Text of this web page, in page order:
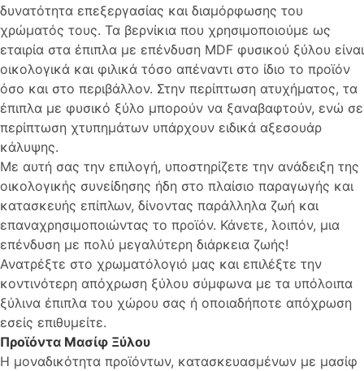
δυνατότητα επεξεργασίας και διαμόρφωσης του
χρώματός τους. Τα βερνίκια που χρησιμοποιούμε ως
εταιρία στα έπιπλα με επένδυση MDF φυσικού ξύλου είναι
οικολογικά και φιλικά τόσο απέναντι στο ίδιο το προϊόν
όσο και στο περιβάλλον. Στην περίπτωση ατυχήματος, τα
έπιπλα με φυσικό ξύλο μπορούν να ξαναβαφτούν, ενώ σε
περίπτωση χτυπημάτων υπάρχουν ειδικά αξεσουάρ
κάλυψης.
Με αυτή σας την επιλογή, υποστηρίζετε την ανάδειξη της
οικολογικής συνείδησης ήδη στο πλαίσιο παραγωγής και
κατασκευής επίπλων, δίνοντας παράλληλα ζωή και
επαναχρησιμοποιώντας το προϊόν. Κάνετε, λοιπόν, μια
επένδυση με πολύ μεγαλύτερη διάρκεια ζωής!
Ανατρέξτε στο χρωματόλογιό μας και επιλέξτε την
κοντινότερη απόχρωση ξύλου σύμφωνα με τα υπόλοιπα
ξύλινα έπιπλα του χώρου σας ή οποιαδήποτε απόχρωση
εσείς επιθυμείτε.
Προϊόντα Μασίφ Ξύλου
Η μοναδικότητα προϊόντων, κατασκευασμένων με μασίφ